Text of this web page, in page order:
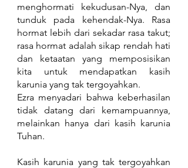
menghormati kekudusan-Nya, dan
tunduk pada kehendak-Nya. Rasa
hormat lebih dari sekadar rasa takut;
rasa hormat adalah sikap rendah hati
dan ketaatan yang memposisikan
kita untuk mendapatkan kasih
karunia yang tak tergoyahkan.
Ezra menyadari bahwa keberhasilan
tidak datang dari kemampuannya,
melainkan hanya dari kasih karunia
Tuhan.
Kasih karunia yang tak tergoyahkan